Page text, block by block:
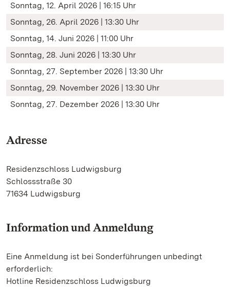
Sonntag, 12. April 2026 | 16:15 Uhr
Sonntag, 26. April 2026 | 13:30 Uhr
Sonntag, 14. Juni 2026 | 11:00 Uhr
Sonntag, 28. Juni 2026 | 13:30 Uhr
Sonntag, 27. September 2026 | 13:30 Uhr
Sonntag, 29. November 2026 | 13:30 Uhr
Sonntag, 27. Dezember 2026 | 13:30 Uhr
Adresse
Residenzschloss Ludwigsburg
Schlossstraße 30
71634 Ludwigsburg
Information und Anmeldung
Eine Anmeldung ist bei Sonderführungen unbedingt
erforderlich:
Hotline Residenzschloss Ludwigsburg